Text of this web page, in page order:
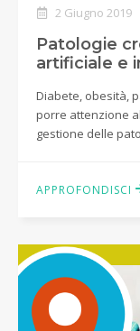
2 Giugno 2019
Patologie
artificiale e
Diabete, obesità,
porre attenzione
gestione delle
APPROFONDISCI